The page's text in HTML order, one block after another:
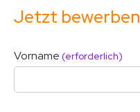
Jetzt bewerben
Vorname (erforderlich)